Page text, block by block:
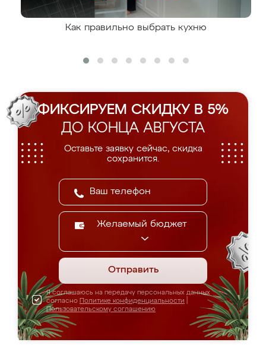
Как правильно выбрать кухню
ФИКСИРУЕМ СКИДКУ В 5%
ДО КОНЦА АВГУСТА
Оставьте заявку сейчас, скидка
сохранится.
Желаемый бюджет
Отправить
Я соглашаюсь на передачу персональных данных
согласно Политике конфиденциальности
Пользовательскому соглашению